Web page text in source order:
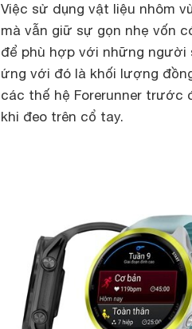
Việc sử dụng vật liệu nhôm
mà vẫn giữ sự gọn nhẹ vốn
để phù hợp với những
ứng với đó là khối lượng
các thế hệ Forerunner trước
khi đeo trên cổ tay.